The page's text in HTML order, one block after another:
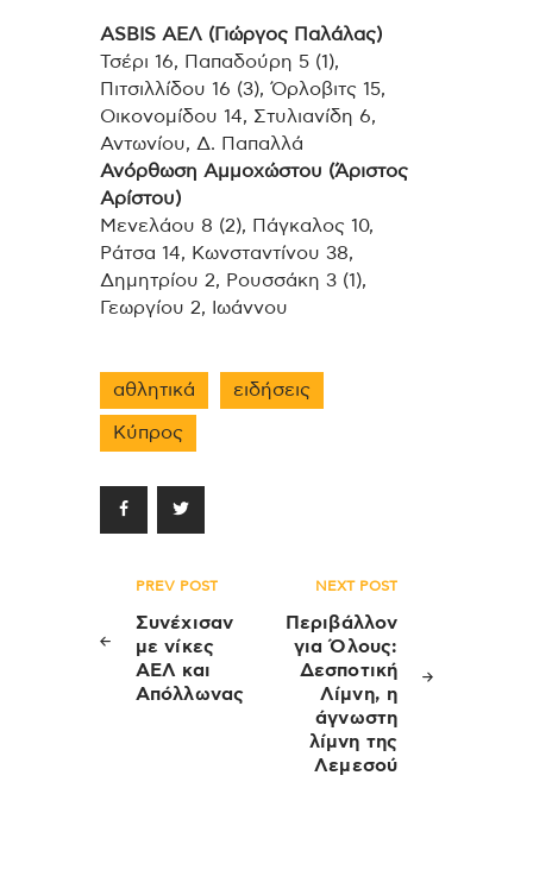
ASBIS ΑΕΛ (Γιώργος Παλάλας)
Τσέρι 16, Παπαδούρη 5 (1),
Πιτσιλλίδου 16 (3), Όρλοβιτς 15,
Οικονομίδου 14, Στυλιανίδη 6,
Αντωνίου, Δ. Παπαλλά
Ανόρθωση Αμμοχώστου (Άριστος
Αρίστου)
Μενελάου 8 (2), Πάγκαλος 10,
Ράτσα 14, Κωνσταντίνου 38,
Δημητρίου 2, Ρουσσάκη 3 (1),
Γεωργίου 2, Ιωάννου
αθλητικά ειδήσεις
Κύπρος
Πλοήγηση
άρθρων
PREV POST
Συνέχισαν
με νίκες
ΑΕΛ και
Απόλλωνας
NEXT POST
Περιβάλλον
για Όλους:
Δεσποτική
Λίμνη, η
άγνωστη
λίμνη της
Λεμεσού